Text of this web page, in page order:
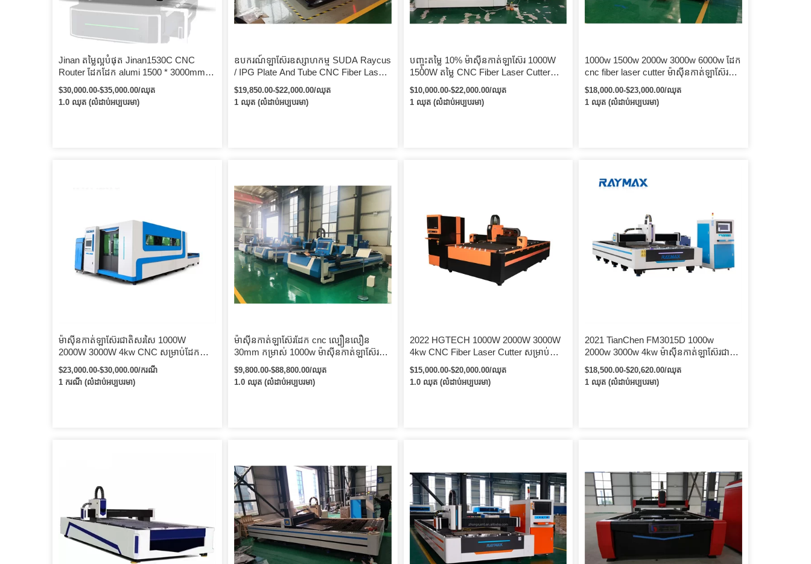
Jinan តម្លៃល្អបំផុត Jinan1530C CNC
Router ដែកដែក alumi 1500 * 3000mm
សន្លឹកដែក 6m បំពង់ cnc ម៉ាស៊ីនកាត់ឡាស៊ែរ
ជាតិសរសៃ
$30,000.00-$35,000.00/ឈុត
1.0 ឈុត (លំដាប់អប្បបរមា)
ឧបករណ៍ឡាស៊ែរឧស្សាហកម្ម SUDA Raycus
/ IPG Plate And Tube CNC Fiber Laser
Cutting Machine with Rotary Device
$19,850.00-$22,000.00/ឈុត
1 ឈុត (លំដាប់អប្បបរមា)
បញ្ចុះតម្លៃ 10% ម៉ាស៊ីនកាត់ឡាស៊ែរ 1000W
1500W តម្លៃ CNC Fiber Laser Cutter
Sheet Metal
$10,000.00-$22,000.00/ឈុត
1 ឈុត (លំដាប់អប្បបរមា)
1000w 1500w 2000w 3000w 6000w ដែក
cnc fiber laser cutter ម៉ាស៊ីនកាត់ឡាស៊ែរ
សម្រាប់ដែកដែកអាលុយមីញ៉ូមសន្លឹកបន្ទះ
ទង់ដែង
$18,000.00-$23,000.00/ឈុត
1 ឈុត (លំដាប់អប្បបរមា)
ម៉ាស៊ីនកាត់ឡាស៊ែរជាតិសរសៃ 1000W
2000W 3000W 4kw CNC សម្រាប់ដែក
សន្លឹកអាលុយមីញ៉ូមដែក Raycus Fiber
Laser Cutter
$23,000.00-$30,000.00/ករណី
1 ករណី (លំដាប់អប្បបរមា)
ម៉ាស៊ីនកាត់ឡាស៊ែរដែក cnc ល្បឿនលឿន
30mm កម្រាស់ 1000w ម៉ាស៊ីនកាត់ឡាស៊ែរ
ជាតិសរសៃ 1000w ម៉ាស៊ីនកាត់ឡាស៊ែរជាតិ
សរសៃ
$9,800.00-$88,800.00/ឈុត
1.0 ឈុត (លំដាប់អប្បបរមា)
2022 HGTECH 1000W 2000W 3000W
4kw CNC Fiber Laser Cutter សម្រាប់ដែក
សន្លឹកអាលុយមីញ៉ូមដែក wuhan Raycus
Fiber Laser Cutting Machine
$15,000.00-$20,000.00/ឈុត
1.0 ឈុត (លំដាប់អប្បបរមា)
2021 TianChen FM3015D 1000w
2000w 3000w 4kw ម៉ាស៊ីនកាត់ឡាស៊ែរជាតិ
សរសៃ Cnc សម្រាប់ដែកសន្លឹកអាលុយមីញ៉ូម
ដែក ម៉ាស៊ីនកាត់ឡាស៊ែរជាតិសរសៃ
$18,500.00-$20,620.00/ឈុត
1 ឈុត (លំដាប់អប្បបរមា)